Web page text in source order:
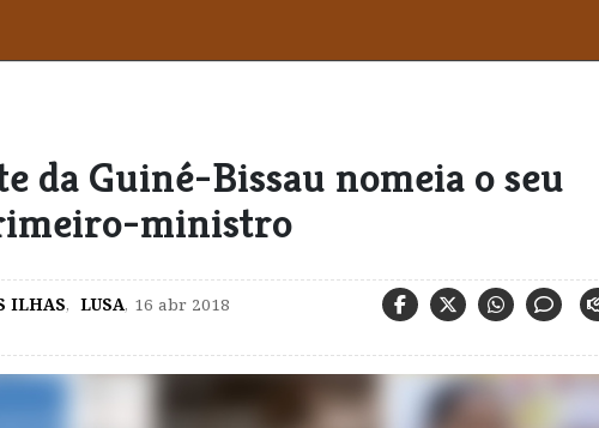
da Guiné-Bissau nomeia o seu
ministro
ILHAS, LUSA, 16 abr 2018